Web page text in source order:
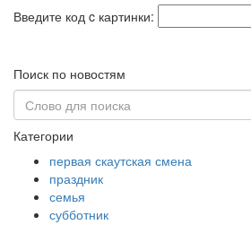
Введите код c картинки:
Поиск по новостям
Категории
первая скаутская смена
праздник
семья
субботник